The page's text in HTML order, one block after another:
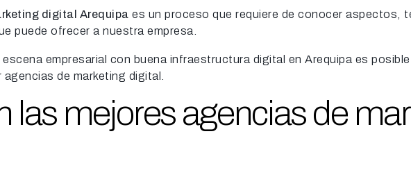
digital Arequipa es un proceso que requiere de conocer
puede ofrecer a nuestra empresa.
empresarial con buena infraestructura digital en Arequipa es
de marketing digital.
las mejores agencias de